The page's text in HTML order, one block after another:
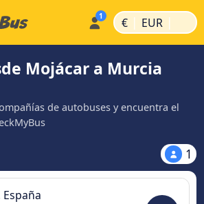
€ | EUR |
Mojácar a Murcia
de autobuses y encuentra el
1